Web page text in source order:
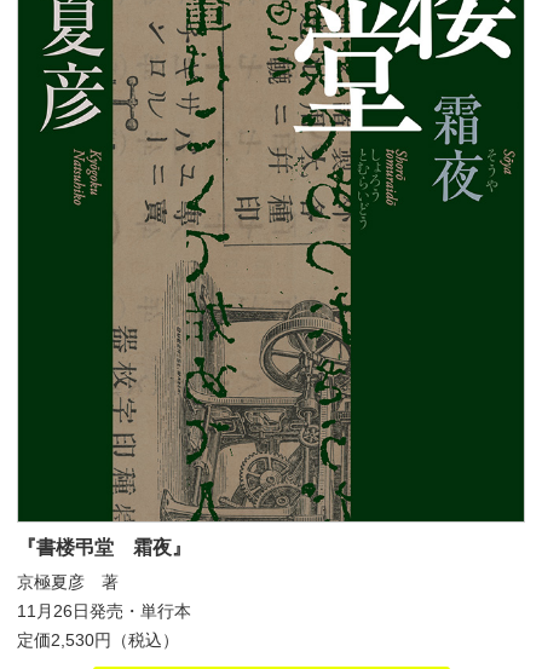
『書楼弔堂 霜夜』
京極夏彦 著
11月26日発売・単行本
定価2,530円（税込）